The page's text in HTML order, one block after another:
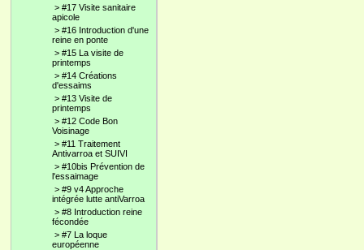
> #17 Visite sanitaire
apicole
> #16 Introduction d'une
reine en ponte
> #15 La visite de
printemps
> #14 Créations
d'essaims
> #13 Visite de
printemps
> #12 Code Bon
Voisinage
> #11 Traitement
Antivarroa et SUIVI
> #10bis Prévention de
l'essaimage
> #9 v4 Approche
intégrée lutte antiVarroa
> #8 Introduction reine
fécondée
> #7 La loque
européenne